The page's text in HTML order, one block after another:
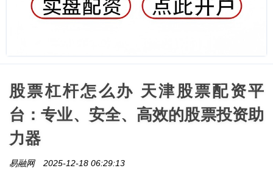
股票杠杆怎么办 天津股票配资平
台：专业、安全、高效的股票投资助
力器
易融网 2025-12-18 06:29:13